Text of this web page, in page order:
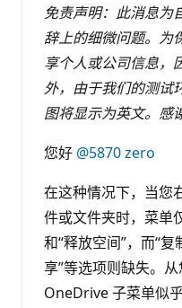
免责声明：此消息为
辞上的细微问题。为
享个人或公司信息，
外，由于我们的测试
图将显示为英文。感
您好 @5870 zero
在这种情况下，当您
件或文件夹时，菜单
和“释放空间”，而“复
享”等选项则缺失。从
OneDrive 子菜单似